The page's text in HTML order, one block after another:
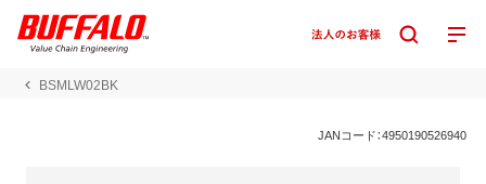
BSMLW02BK
JANコード：4950190526940